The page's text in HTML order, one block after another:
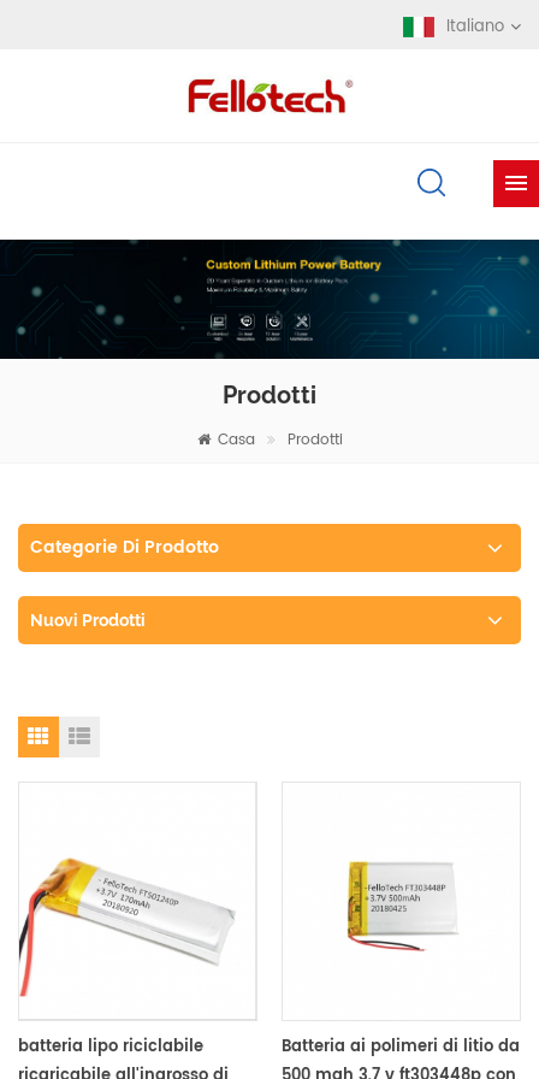
Italiano
Prodotti
Casa Prodotti
Categorie Di Prodotto
Nuovi Prodotti
batteria lipo riciclabile
Batteria ai polimeri di litio da